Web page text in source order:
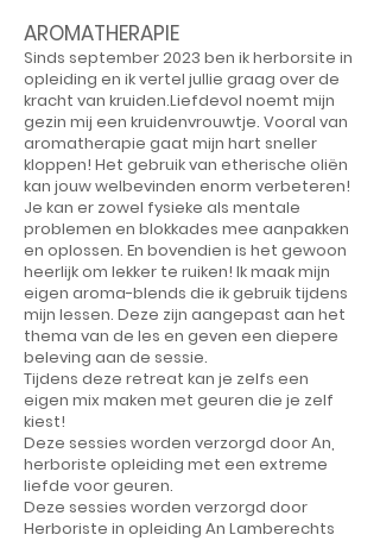
AROMATHERAPIE
Sinds september 2023 ben ik herborsite in
opleiding en ik vertel jullie graag over de
kracht van kruiden.Liefdevol noemt mijn
gezin mij een kruidenvrouwtje. Vooral van
aromatherapie gaat mijn hart sneller
kloppen! Het gebruik van etherische oliën
kan jouw welbevinden enorm verbeteren!
Je kan er zowel fysieke als mentale
problemen en blokkades mee aanpakken
en oplossen. En bovendien is het gewoon
heerlijk om lekker te ruiken! Ik maak mijn
eigen aroma-blends die ik gebruik tijdens
mijn lessen. Deze zijn aangepast aan het
thema van de les en geven een diepere
beleving aan de sessie.
Tijdens deze retreat kan je zelfs een
eigen mix maken met geuren die je zelf
kiest!
Deze sessies worden verzorgd door An,
herboriste opleiding met een extreme
liefde voor geuren.
Deze sessies worden verzorgd door
Herboriste in opleiding An Lamberechts